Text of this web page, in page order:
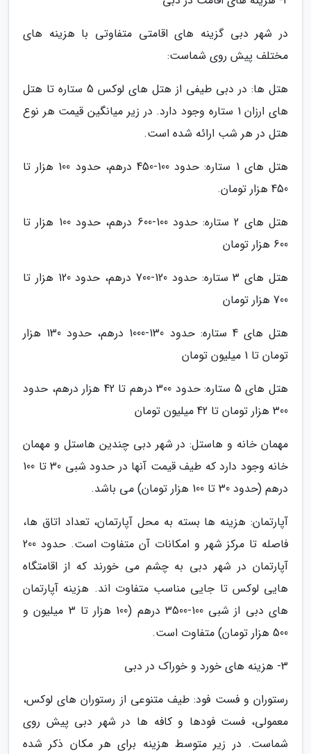
در شهر دبی گزینه های اقامتی متفاوتی با هزینه های
مختلف پیش روی شماست:
هتل ها: در دبی طیفی از هتل های لوکس 5 ستاره تا هتل
های ارزان 1 ستاره وجود دارد. در زیر میانگین قیمت هر نوع
هتل در هر شب ارائه شده است.
هتل های 1 ستاره: حدود 100-450 درهم، حدود 100 هزار تا
450 هزار تومان.
هتل های 2 ستاره: حدود 100-600 درهم، حدود 100 هزار تا
600 هزار تومان
هتل های 3 ستاره: حدود 120-700 درهم، حدود 120 هزار تا
700 هزار تومان
هتل های 4 ستاره: حدود 130-1000 درهم، حدود 130 هزار
تومان تا 1 میلیون تومان
هتل های 5 ستاره: حدود 300 درهم تا 42 هزار درهم، حدود
300 هزار تومان تا 42 میلیون تومان
مهمان خانه و هاستل: در شهر دبی چندین هاستل و مهمان
خانه وجود دارد که طیف قیمت آنها در حدود شبی 30 تا 100
درهم (حدود 30 تا 100 هزار تومان) می باشد.
آپارتمان: هزینه ها بسته به محل آپارتمان، تعداد اتاق ها،
فاصله تا مرکز شهر و امکانات آن متفاوت است. حدود 200
آپارتمان در شهر دبی به چشم می خورند که از اقامتگاه
هایی لوکس تا جایی مناسب متفاوت اند. هزینه آپارتمان
های دبی از شبی 100-3500 درهم (100 هزار تا 3 میلیون و
500 هزار تومان) متفاوت است.
3- هزینه های خورد و خوراک در دبی
رستوران و فست فود: طیف متنوعی از رستوران های لوکس،
معمولی، فست فودها و کافه ها در شهر دبی پیش روی
شماست. در زیر متوسط هزینه برای هر مکان ذکر شده